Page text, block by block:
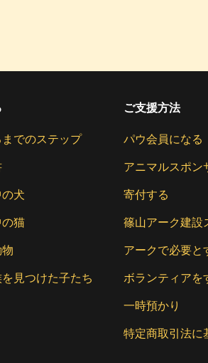
でのステップ
犬
猫
見つけた子たち
ご支援方法
パウ会員になる
アニマルスポン
寄付する
篠山アーク建設
アークで必要と
ボランティアを
一時預かり
特定商取引法に